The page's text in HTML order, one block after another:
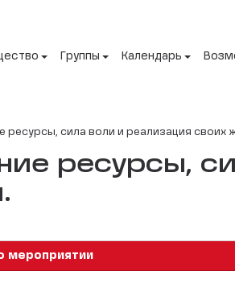
Группы Календарь
ресурсы, сила воли и реализация своих
ресурсы,
мероприятии